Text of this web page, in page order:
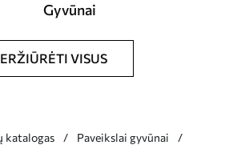
Gyvūnai
VISUS
katalogas
Paveikslai gyvūnai